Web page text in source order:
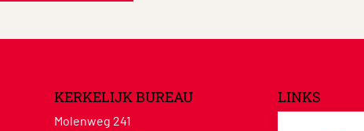
KERKELIJK BUREAU
Molenweg 241
LINKS